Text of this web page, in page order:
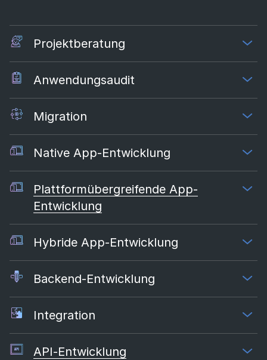
Projektberatung
Anwendungsaudit
Migration
Native App-Entwicklung
Plattformübergreifende App-
Entwicklung
Hybride App-Entwicklung
Backend-Entwicklung
Integration
API-Entwicklung